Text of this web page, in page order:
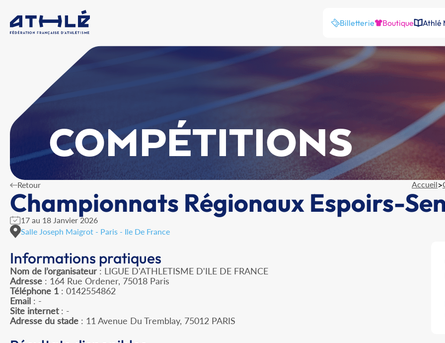
Billetterie Boutique Athlé
COMPÉTITIONS
Retour Accueil>
Championnats Régionaux Espoirs-
17 au 18 Janvier 2026
Salle Joseph Maigrot - Paris - Ile De France
Informations pratiques
Nom de l’organisateur : LIGUE D'ATHLETISME D'ILE DE FRANCE
Adresse : 164 Rue Ordener, 75018 Paris
Téléphone 1 : 0142554862
Email : -
Site internet: -
Adresse du stade : 11 Avenue Du Tremblay, 75012 PARIS